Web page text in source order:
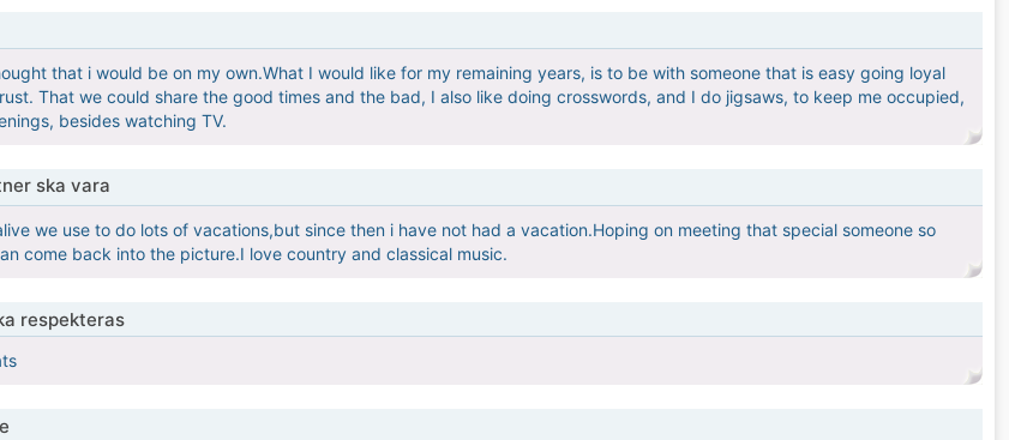
that i would be on my own.What I would like for my remaining years, is to be with someone that is easy going loyal
That we could share the good times and the bad, I also like doing crosswords, and I do jigsaws, to keep me occupied,
besides watching TV.
ska vara
we use to do lots of vacations,but since then i have not had a vacation.Hoping on meeting that special someone so
come back into the picture.I love country and classical music.
respekteras